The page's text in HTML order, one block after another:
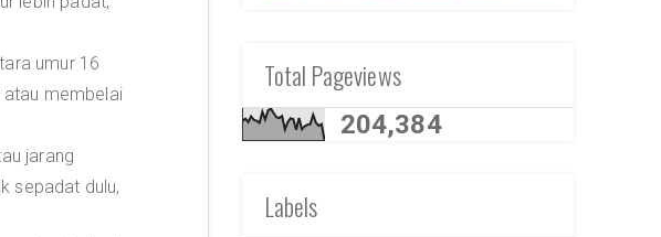
umur 16
atau membelai
jarang
sepadat dulu,
Total Pageviews
204,384
Labels